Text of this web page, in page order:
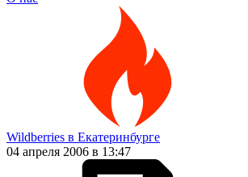
Wildberries в Екатеринбурге
04 апреля 2006 в 13:47